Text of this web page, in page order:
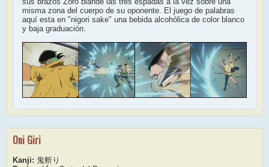
misma zona del cuerpo de su oponente. El juego de palabras
aquí esta en "nigori sake" una bebida alcohólica de color blanco
y baja graduación.
Oni Giri
Kanji: 鬼斬り